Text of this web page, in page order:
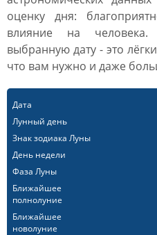
оценку дня:
влияние на
выбранную дату - это
что вам нужно и даже
Дата
Лунный день
Знак зодиака Луны
День недели
Фаза Луны
Ближайшее
полнолуние
Ближайшее
новолуние